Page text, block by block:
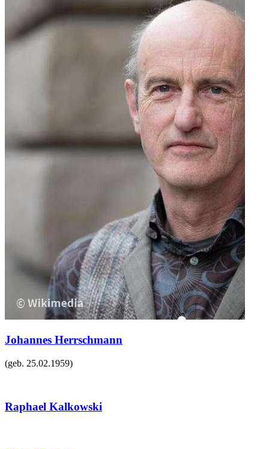
Johannes Herrschmann
(geb. 25.02.1959)
Raphael Kalkowski